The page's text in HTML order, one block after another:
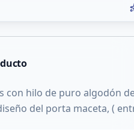
con hilo de puro algodón
del porta maceta, (